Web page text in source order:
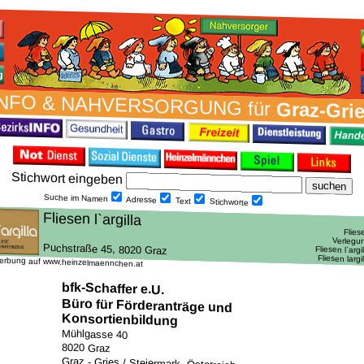
& NAH­VER­SORG­UNG fürGraz-
Stich­wort ein­geben
Suche im Namen Adresse Text Stich­worte
auf www.heinzelmaennchen.at
bfk-Schaffer e.U.
Büro für Förderanträge und
Konsortienbildung
Mühlgasse 40
8020 Graz